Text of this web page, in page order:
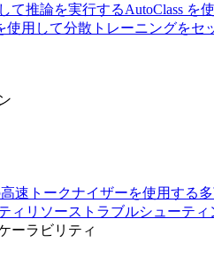
て推論を実行するAutoClass を
使用して分散トレーニングをセ
速トークナイザーを使用する
ィリソース トラブルシューティ
ーラビリティ